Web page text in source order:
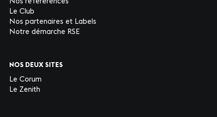
Le Club
Nos partenaires et Labels
Notre démarche RSE
NOS DEUX SITES
Le Corum
Le Zenith